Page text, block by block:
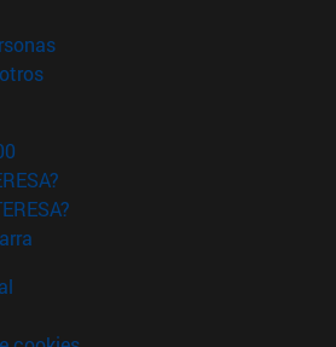
(abre en nueva ventana)
(abre en nueva ventana)